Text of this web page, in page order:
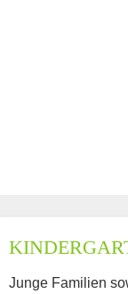
Junge Familien